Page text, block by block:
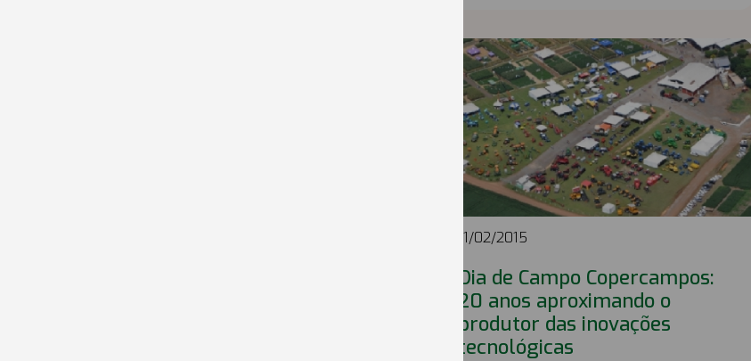
11/02/2015
Dia de Campo Copercampos:
20 anos aproximando o
produtor das inovações
tecnológicas